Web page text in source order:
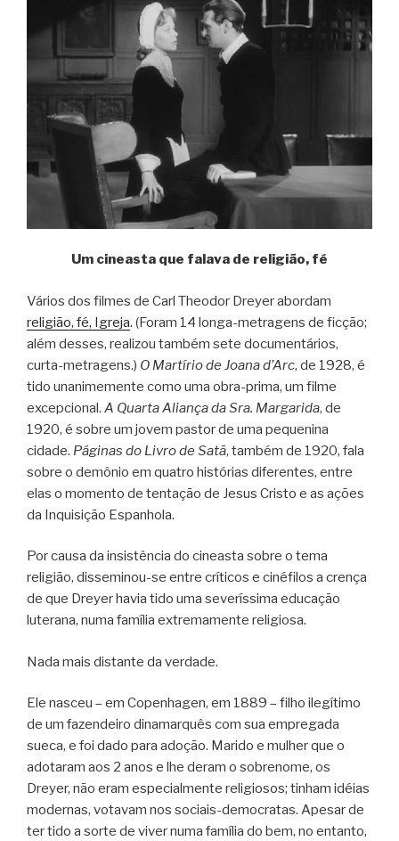
Um cineasta que falava de religião, fé
Vários dos filmes de Carl Theodor Dreyer abordam
religião, fé, Igreja. (Foram 14 longa-metragens de ficção;
além desses, realizou também sete documentários,
curta-metragens.) O Martírio de Joana d’Arc, de 1928, é
tido unanimemente como uma obra-prima, um filme
excepcional. A Quarta Aliança da Sra. Margarida, de
1920, é sobre um jovem pastor de uma pequenina
cidade. Páginas do Livro de Satã, também de 1920, fala
sobre o demônio em quatro histórias diferentes, entre
elas o momento de tentação de Jesus Cristo e as ações
da Inquisição Espanhola.
Por causa da insistência do cineasta sobre o tema
religião, disseminou-se entre críticos e cinéfilos a crença
de que Dreyer havia tido uma severíssima educação
luterana, numa família extremamente religiosa.
Nada mais distante da verdade.
Ele nasceu – em Copenhagen, em 1889 – filho ilegítimo
de um fazendeiro dinamarquês com sua empregada
sueca, e foi dado para adoção. Marido e mulher que o
adotaram aos 2 anos e lhe deram o sobrenome, os
Dreyer, não eram especialmente religiosos; tinham idéias
modernas, votavam nos sociais-democratas. Apesar de
ter tido a sorte de viver numa família do bem, no entanto,